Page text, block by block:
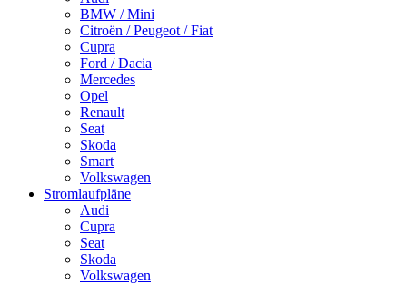
BMW / Mini
Citroën / Peugeot / Fiat
Cupra
Ford / Dacia
Mercedes
Opel
Renault
Seat
Skoda
Smart
Volkswagen
Stromlaufpläne
Audi
Cupra
Seat
Skoda
Volkswagen